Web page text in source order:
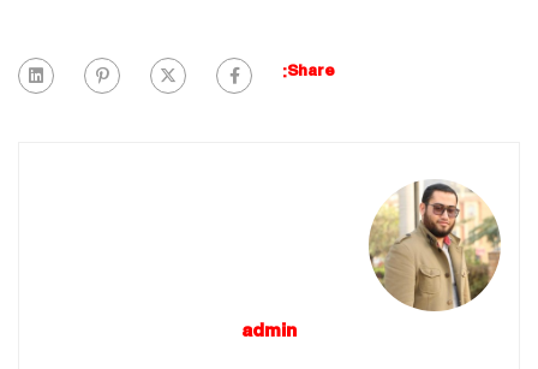
Share:
admin